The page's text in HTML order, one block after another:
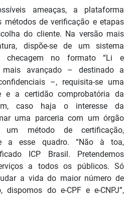
ameaças, a plataforma
métodos de verificação e etapas
do cliente. Na versão mais
dispõe-se de um sistema
checagem no formato “Li e
mais avançado – destinado a
–, requisita-se uma
e a certidão comprobatória da
caso haja o interesse da
uma parceria com um órgão
um método de certificação,
a esse quadro. “Não à toa,
ICP Brasil. Pretendemos
a todos os públicos. Só
a vida do maior número de
dispomos do e-CPF e e-CNPJ”,